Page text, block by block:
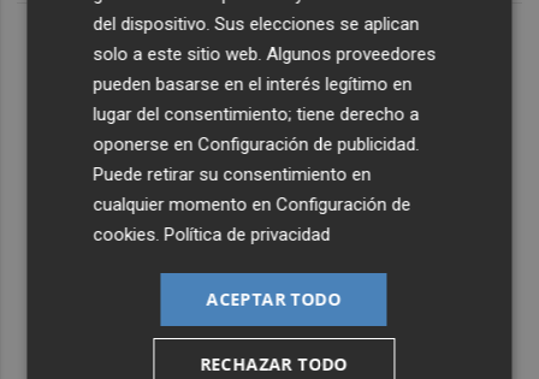
del dispositivo. Sus elecciones se aplican
solo a este sitio web. Algunos proveedores
pueden basarse en el interés legítimo en
lugar del consentimiento; tiene derecho a
oponerse enConfiguración de publicidad
Puede retirar su consentimiento en
cualquier momento enConfiguración de
cookies .Política de privacidad
ACEPTAR TODO
RECHAZAR TODO